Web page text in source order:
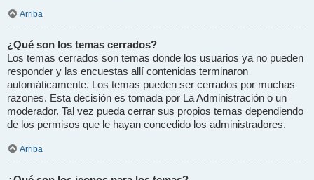
Arriba
¿Qué son los temas cerrados?
Los temas cerrados son temas donde los usuarios ya no pueden
responder y las encuestas allí contenidas terminaron
automáticamente. Los temas pueden ser cerrados por muchas
razones. Esta decisión es tomada por La Administración o un
moderador. Tal vez pueda cerrar sus propios temas dependiendo
de los permisos que le hayan concedido los administradores.
Arriba